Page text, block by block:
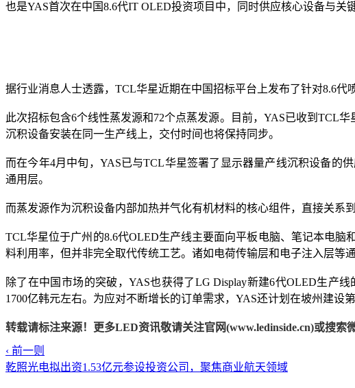
也是YAS首次在中国8.6代IT OLED投资项目中，同时供应核心设备与关
据行业消息人士透露，TCL华星近期在中国招标平台上发布了针对8.6代
此次招标包含6个线性蒸发源和72个点蒸发源。目前，YAS已收到TCL
沉积设备安装在同一生产线上，交付时间也将保持同步。
而在今年4月中旬，YAS已与TCL华星签署了显示器量产线沉积设备的
通用层。
而蒸发源作为沉积设备内部加热并气化有机材料的核心组件，直接关系
TCL华星位于广州的8.6代OLED生产线主要面向平板电脑、笔记本电
料利用率，但并非完全取代传统工艺。诸如电荷传输层和电子注入层等
除了在中国市场的突破，YAS也获得了LG Display新建6代OLED生产
1700亿韩元左右。为应对不断增长的订单需求，YAS还计划在坡州建设
转载请标注来源！更多LED资讯敬请关注官网(www.ledinside.cn)或搜索
‹ 前一则
乾照光电拟出资1.53亿元参设投资公司，聚焦商业航天领域